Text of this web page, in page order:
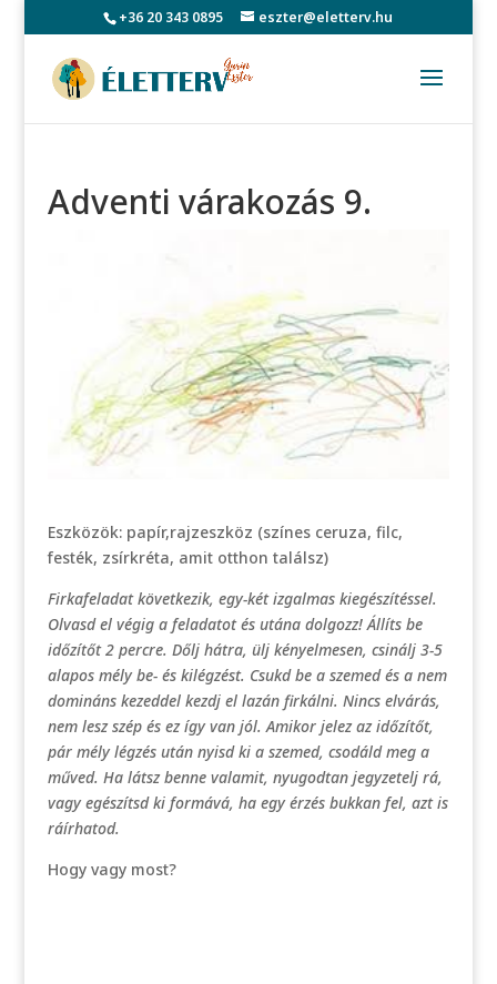
+36 20 343 0895 eszter@eletterv.hu
Adventi várakozás 9.
Eszközök: papír,rajzeszköz (színes ceruza, filc,
festék, zsírkréta, amit otthon találsz)
Firkafeladat következik, egy-két izgalmas kiegészítéssel.
Olvasd el végig a feladatot és utána dolgozz! Állíts be
időzítőt 2 percre. Dőlj hátra, ülj kényelmesen, csinálj 3-5
alapos mély be- és kilégzést. Csukd be a szemed és a nem
domináns kezeddel kezdj el lazán firkálni. Nincs elvárás,
nem lesz szép és ez így van jól. Amikor jelez az időzítőt,
pár mély légzés után nyisd ki a szemed, csodáld meg a
műved. Ha látsz benne valamit, nyugodtan jegyzetelj rá,
vagy egészítsd ki formává, ha egy érzés bukkan fel, azt is
ráírhatod.
Hogy vagy most?